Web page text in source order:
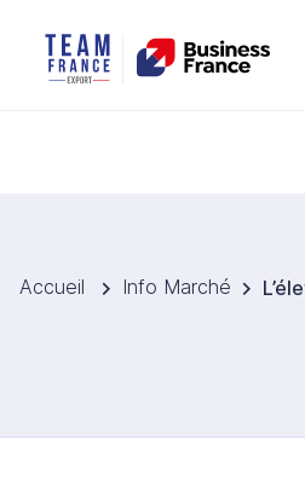
Accueil Info Marché